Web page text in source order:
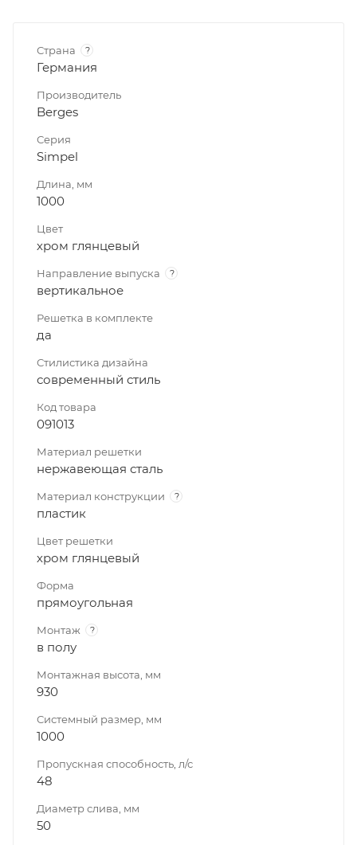
Страна ?
Германия
Производитель
Berges
Серия
Simpel
Длина, мм
1000
Цвет
хром глянцевый
Направление выпуска ?
вертикальное
Решетка в комплекте
да
Стилистика дизайна
современный стиль
Код товара
091013
Материал решетки
нержавеющая сталь
Материал конструкции ?
пластик
Цвет решетки
хром глянцевый
Форма
прямоугольная
Монтаж ?
в полу
Монтажная высота, мм
930
Системный размер, мм
1000
Пропускная способность, л/с
48
Диаметр слива, мм
50